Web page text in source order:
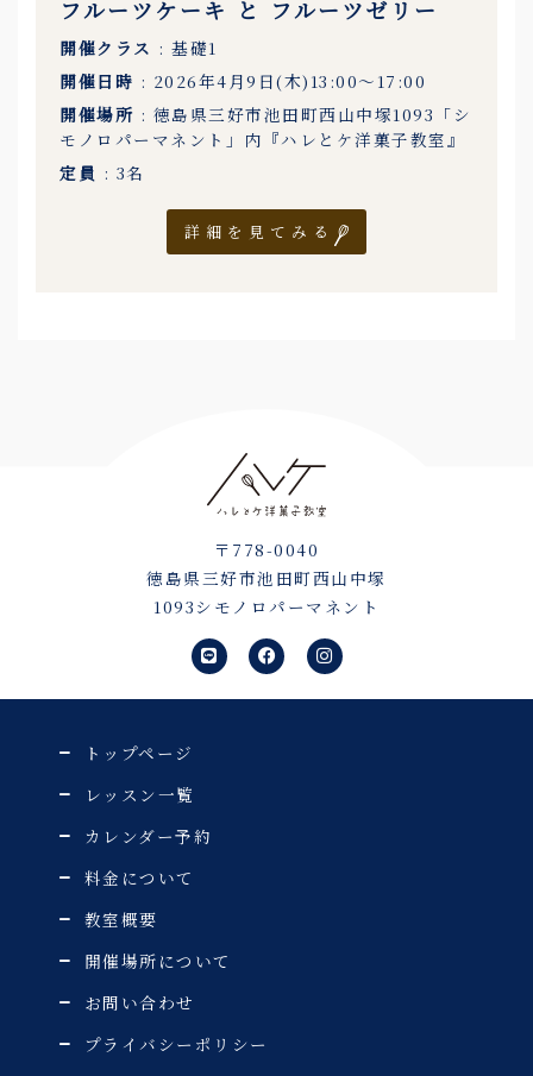
フルーツケーキ と フルーツゼリー
開催クラス : 基礎1
開催日時 : 2026年4月9日(木)13:00〜17:00
開催場所 : 徳島県三好市池田町西山中塚1093「シ
モノロパーマネント」内『ハレとケ洋菓子教室』
定員 : 3名
詳細を見てみる
〒778-0040
徳島県三好市池田町西山中塚
1093シモノロパーマネント
L
i
n
e
F
a
c
e
I
n
s
t
トップページ
レッスン一覧
カレンダー予約
料金について
教室概要
開催場所について
お問い合わせ
プライバシーポリシー